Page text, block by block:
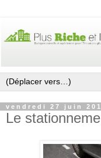
vendredi 27 juin
Le